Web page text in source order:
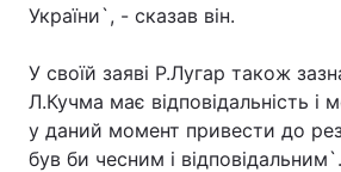
Економіка Світ
Спорт Наука
України`, - сказав він.
У своїй заяві Р.Лугар також
Л.Кучма має відповідальність і
у даний момент привести до
був би чесним і відповідальним`.